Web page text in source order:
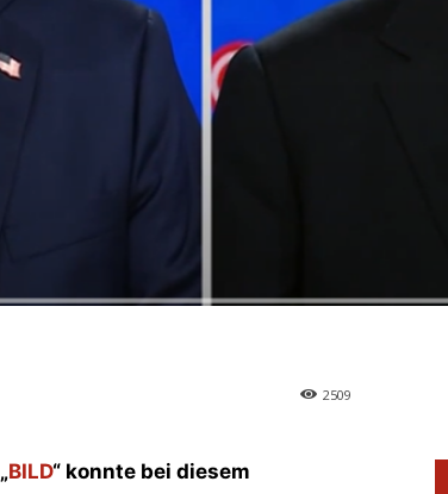
2509
BILD“ konnte bei diesem